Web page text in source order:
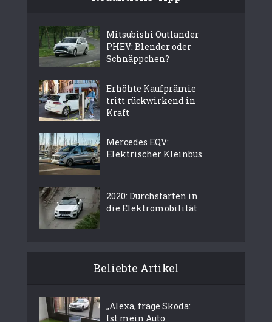
Mitsubishi Outlander
PHEV: Blender oder
Schnäppchen?
Erhöhte Kaufprämie
tritt rückwirkend in
Kraft
Mercedes EQV:
Elektrischer Kleinbus
2020: Durchstarten in
die Elektromobilität
Beliebte Artikel
„Alexa, frage Skoda:
Ist mein Auto